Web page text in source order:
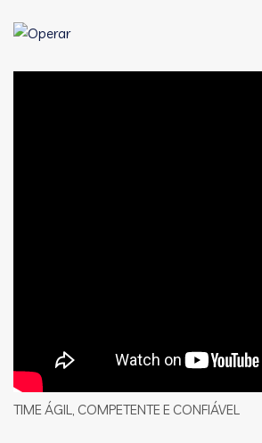
TIME ÁGIL, COMPETENTE E CONFIÁVEL